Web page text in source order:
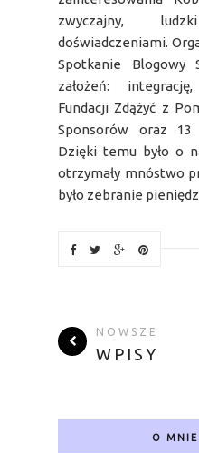
zwyczajny,
doświadczeniami.
Spotkanie Blogowy
założeń:
Fundacji Zdążyć z
Sponsorów oraz 13
Dzięki temu było o
otrzymały mnóstwo
było zebranie
NOWSZE
WPISY
O MNIE